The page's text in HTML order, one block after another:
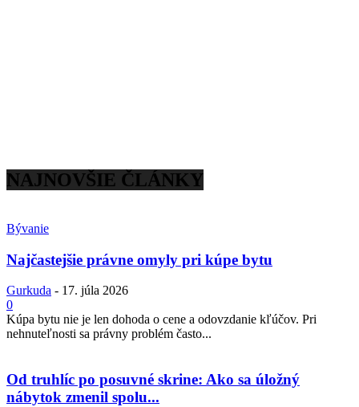
NAJNOVŠIE ČLÁNKY
Bývanie
Najčastejšie právne omyly pri kúpe bytu
Gurkuda - 17. júla 2026
0
Kúpa bytu nie je len dohoda o cene a odovzdanie kľúčov. Pri
nehnuteľnosti sa právny problém často...
Od truhlíc po posuvné skrine: Ako sa úložný
nábytok zmenil spolu...